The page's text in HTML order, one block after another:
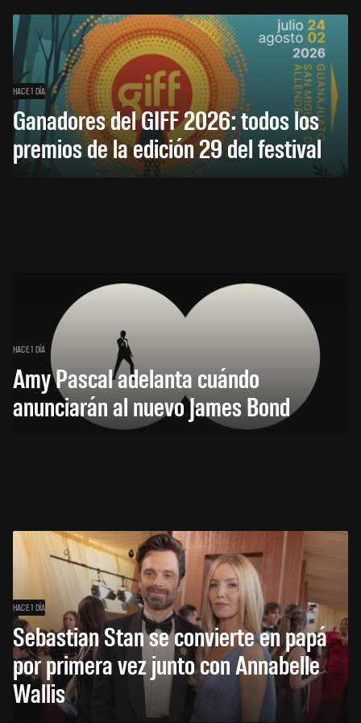
HACE 1 DÍA
Ganadores del GIFF 2026: todos los
premios de la edición 29 del festival
HACE 1 DÍA
Amy Pascal adelanta cuándo
anunciarán al nuevo James Bond
HACE 1 DÍA
Sebastian Stan se convierte en papá
por primera vez junto con Annabelle
Wallis